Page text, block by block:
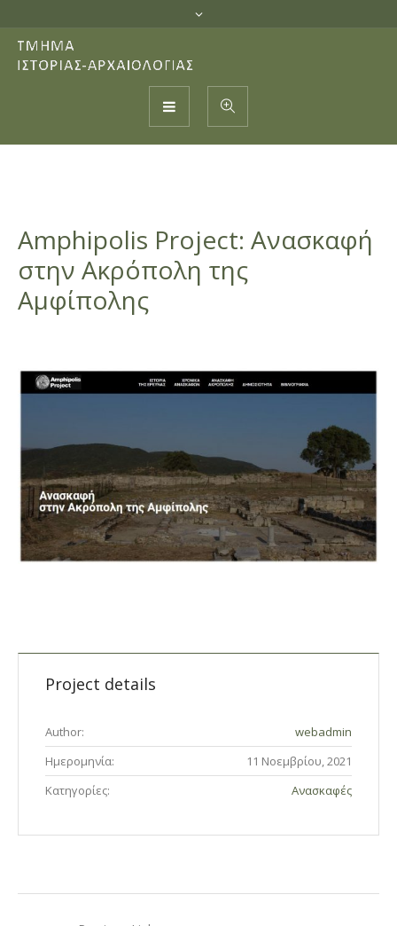
Amphipolis Project: Ανασκαφή
στην Ακρόπολη της
Αμφίπολης
Project details
Author:
webadmin
Ημερομηνία:
11 Νοεμβρίου, 2021
Κατηγορίες:
Ανασκαφές